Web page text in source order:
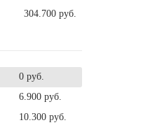
304.700 руб.
0 руб.
6.900 руб.
10.300 руб.